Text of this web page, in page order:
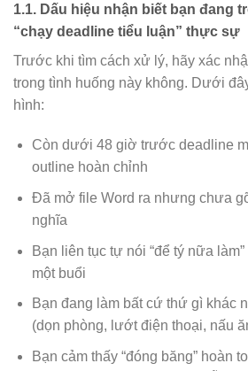
1.1. Dấu hiệu nhận biết bạn đang
“chạy deadline tiểu luận” thực sự
Trước khi tìm cách xử lý, hãy xác
trong tình huống này không. Dưới
hình:
Còn dưới 48 giờ trước deadline
outline hoàn chỉnh
Đã mở file Word ra nhưng chưa
nghĩa
Bạn liên tục tự nói “để tý nữa
một buổi
Bạn đang làm bất cứ thứ gì khác
(dọn phòng, lướt điện thoại, nấu
Bạn cảm thấy “đóng băng” hoàn